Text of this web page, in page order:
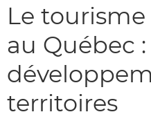
Le
au Québec
territoires